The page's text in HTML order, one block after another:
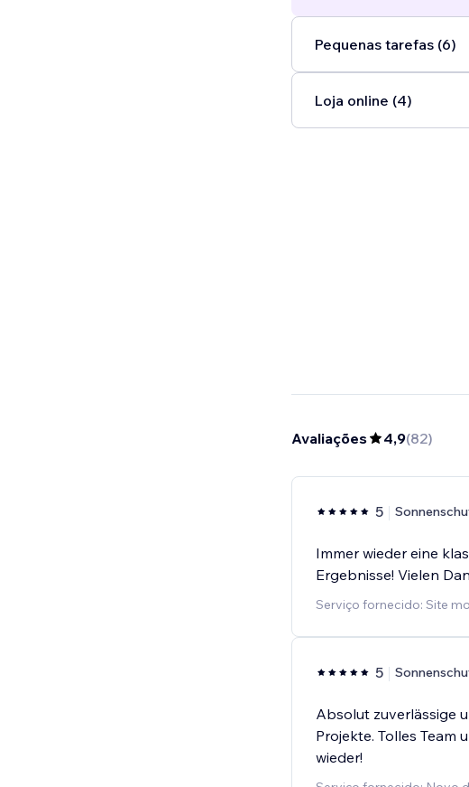
Pequenas tarefas (6)
Loja online (4)
Avaliações 4,9(82)
5
Immer wieder eine
Ergebnisse! Vielen
Serviço fornecido: Site
5
Absolut zuverlässige
Projekte. Tolles Team
wieder!